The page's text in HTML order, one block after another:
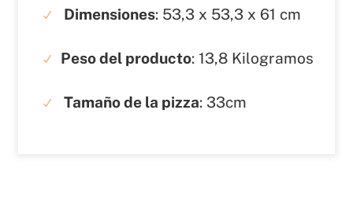
Dimensiones: ‎53,3 x 53,3 x 61 cm
Peso del producto: ‎13,8 Kilogramos
Tamaño de la pizza: ‎33cm